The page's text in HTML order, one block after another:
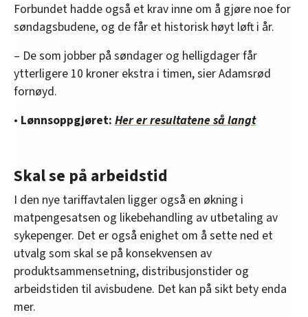
Forbundet hadde også et krav inne om å gjøre noe for
søndagsbudene, og de får et historisk høyt løft i år.
– De som jobber på søndager og helligdager får
ytterligere 10 kroner ekstra i timen, sier Adamsrød
fornøyd.
• Lønnsoppgjøret: Her er resultatene så langt
Skal se på arbeidstid
I den nye tariffavtalen ligger også en økning i
matpengesatsen og likebehandling av utbetaling av
sykepenger. Det er også enighet om å sette ned et
utvalg som skal se på konsekvensen av
produktsammensetning, distribusjonstider og
arbeidstiden til avisbudene. Det kan på sikt bety enda
mer.